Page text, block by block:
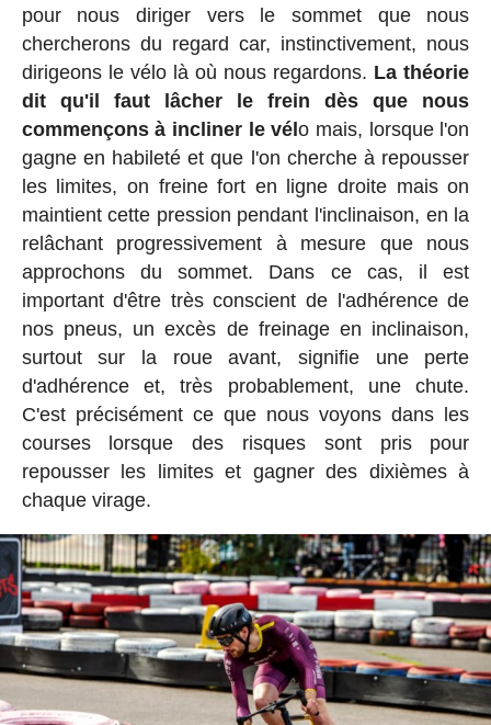
pour nous diriger vers le sommet que nous
chercherons du regard car, instinctivement, nous
dirigeons le vélo là où nous regardons. La théorie
dit qu'il faut lâcher le frein dès que nous
commençons à incliner le vélo mais, lorsque l'on
gagne en habileté et que l'on cherche à repousser
les limites, on freine fort en ligne droite mais on
maintient cette pression pendant l'inclinaison, en la
relâchant progressivement à mesure que nous
approchons du sommet. Dans ce cas, il est
important d'être très conscient de l'adhérence de
nos pneus, un excès de freinage en inclinaison,
surtout sur la roue avant, signifie une perte
d'adhérence et, très probablement, une chute.
C'est précisément ce que nous voyons dans les
courses lorsque des risques sont pris pour
repousser les limites et gagner des dixièmes à
chaque virage.